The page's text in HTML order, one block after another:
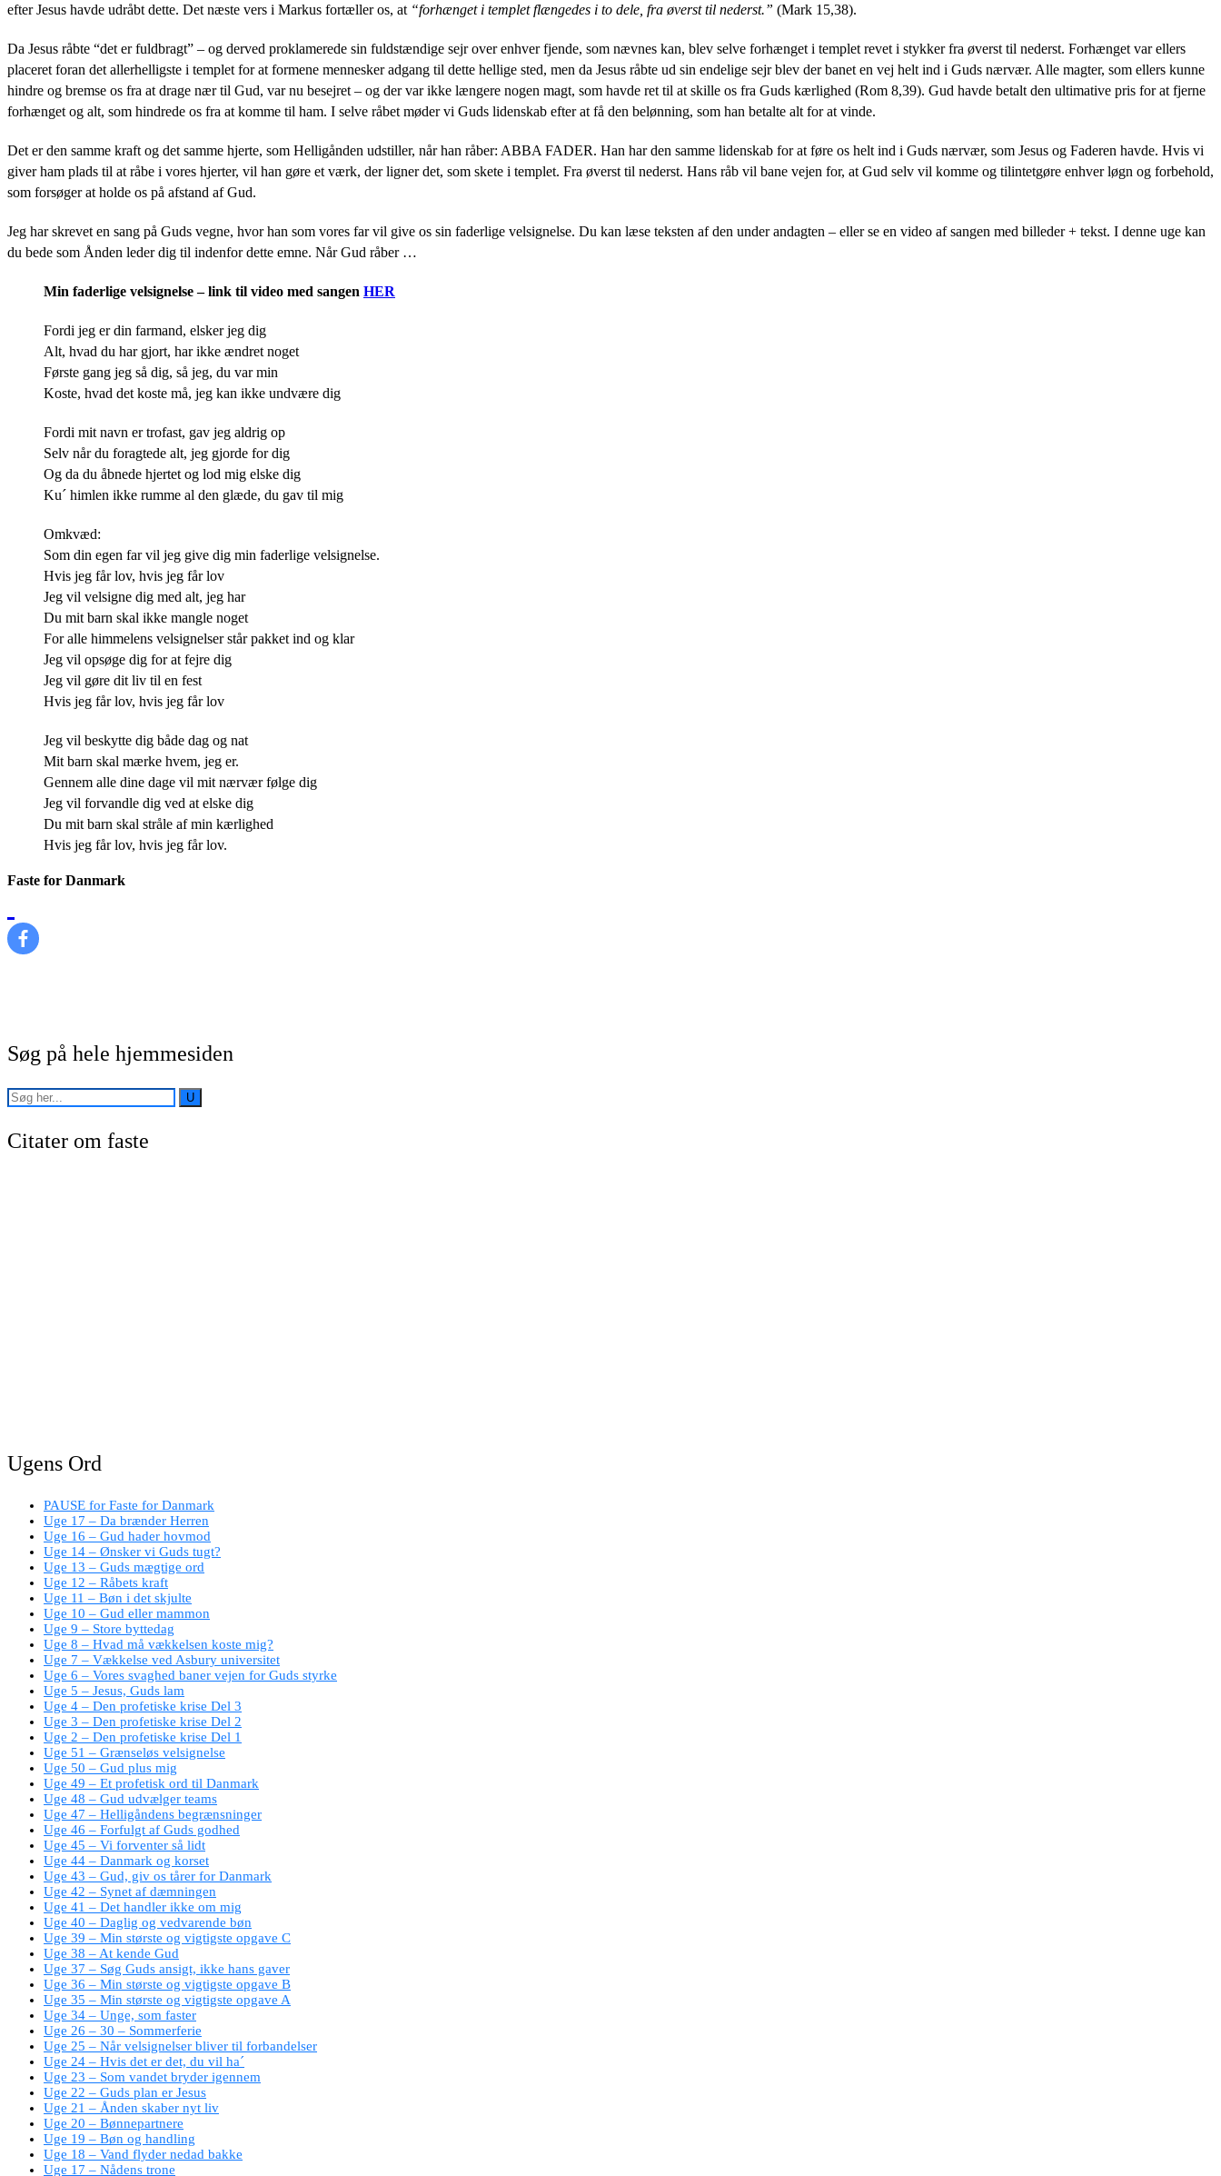
efter Jesus havde udråbt dette. Det næste vers i Markus fortæller os, at “forhænget i templet flængedes i to dele, fra øverst til nederst.” (Mark 15,38).
Da Jesus råbte “det er fuldbragt” – og derved proklamerede sin fuldstændige sejr over enhver fjende, som nævnes kan, blev selve forhænget i templet revet i stykker fra øverst til nederst. Forhænget var ellers
placeret foran det allerhelligste i templet for at formene mennesker adgang til dette hellige sted, men da Jesus råbte ud sin endelige sejr blev der banet en vej helt ind i Guds nærvær. Alle magter, som ellers kunne
hindre og bremse os fra at drage nær til Gud, var nu besejret – og der var ikke længere nogen magt, som havde ret til at skille os fra Guds kærlighed (Rom 8,39). Gud havde betalt den ultimative pris for at fjerne
forhænget og alt, som hindrede os fra at komme til ham. I selve råbet møder vi Guds lidenskab efter at få den belønning, som han betalte alt for at vinde.
Det er den samme kraft og det samme hjerte, som Helligånden udstiller, når han råber: ABBA FADER. Han har den samme lidenskab for at føre os helt ind i Guds nærvær, som Jesus og Faderen havde. Hvis vi
giver ham plads til at råbe i vores hjerter, vil han gøre et værk, der ligner det, som skete i templet. Fra øverst til nederst. Hans råb vil bane vejen for, at Gud selv vil komme og tilintetgøre enhver løgn og forbehold,
som forsøger at holde os på afstand af Gud.
Jeg har skrevet en sang på Guds vegne, hvor han som vores far vil give os sin faderlige velsignelse. Du kan læse teksten af den under andagten – eller se en video af sangen med billeder + tekst. I denne uge kan
du bede som Ånden leder dig til indenfor dette emne. Når Gud råber …
Min faderlige velsignelse – link til video med sangen HER
Fordi jeg er din farmand, elsker jeg dig
Alt, hvad du har gjort, har ikke ændret noget
Første gang jeg så dig, så jeg, du var min
Koste, hvad det koste må, jeg kan ikke undvære dig
Fordi mit navn er trofast, gav jeg aldrig op
Selv når du foragtede alt, jeg gjorde for dig
Og da du åbnede hjertet og lod mig elske dig
Ku´ himlen ikke rumme al den glæde, du gav til mig
Omkvæd:
Som din egen far vil jeg give dig min faderlige velsignelse.
Hvis jeg får lov, hvis jeg får lov
Jeg vil velsigne dig med alt, jeg har
Du mit barn skal ikke mangle noget
For alle himmelens velsignelser står pakket ind og klar
Jeg vil opsøge dig for at fejre dig
Jeg vil gøre dit liv til en fest
Hvis jeg får lov, hvis jeg får lov
Jeg vil beskytte dig både dag og nat
Mit barn skal mærke hvem, jeg er.
Gennem alle dine dage vil mit nærvær følge dig
Jeg vil forvandle dig ved at elske dig
Du mit barn skal stråle af min kærlighed
Hvis jeg får lov, hvis jeg får lov.
Faste for Danmark
Søg på hele hjemmesiden
Citater om faste
Ugens Ord
PAUSE for Faste for Danmark
Uge 17 – Da brænder Herren
Uge 16 – Gud hader hovmod
Uge 14 – Ønsker vi Guds tugt?
Uge 13 – Guds mægtige ord
Uge 12 – Råbets kraft
Uge 11 – Bøn i det skjulte
Uge 10 – Gud eller mammon
Uge 9 – Store byttedag
Uge 8 – Hvad må vækkelsen koste mig?
Uge 7 – Vækkelse ved Asbury universitet
Uge 6 – Vores svaghed baner vejen for Guds styrke
Uge 5 – Jesus, Guds lam
Uge 4 – Den profetiske krise Del 3
Uge 3 – Den profetiske krise Del 2
Uge 2 – Den profetiske krise Del 1
Uge 51 – Grænseløs velsignelse
Uge 50 – Gud plus mig
Uge 49 – Et profetisk ord til Danmark
Uge 48 – Gud udvælger teams
Uge 47 – Helligåndens begrænsninger
Uge 46 – Forfulgt af Guds godhed
Uge 45 – Vi forventer så lidt
Uge 44 – Danmark og korset
Uge 43 – Gud, giv os tårer for Danmark
Uge 42 – Synet af dæmningen
Uge 41 – Det handler ikke om mig
Uge 40 – Daglig og vedvarende bøn
Uge 39 – Min største og vigtigste opgave C
Uge 38 – At kende Gud
Uge 37 – Søg Guds ansigt, ikke hans gaver
Uge 36 – Min største og vigtigste opgave B
Uge 35 – Min største og vigtigste opgave A
Uge 34 – Unge, som faster
Uge 26 – 30 – Sommerferie
Uge 25 – Når velsignelser bliver til forbandelser
Uge 24 – Hvis det er det, du vil ha´
Uge 23 – Som vandet bryder igennem
Uge 22 – Guds plan er Jesus
Uge 21 – Ånden skaber nyt liv
Uge 20 – Bønnepartnere
Uge 19 – Bøn og handling
Uge 18 – Vand flyder nedad bakke
Uge 17 – Nådens trone